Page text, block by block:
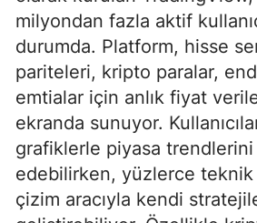
milyondan fazla aktif
durumda. Platform, hisse
pariteleri, kripto paralar,
emtialar için anlık fiyat
ekranda sunuyor.
grafiklerle piyasa trendlerini
edebilirken, yüzlerce
çizim aracıyla kendi